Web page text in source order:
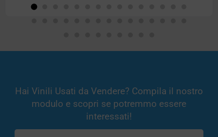
Hai Vinili Usati da Vendere? Compila il nostro
modulo e scopri se potremmo essere
interessati!